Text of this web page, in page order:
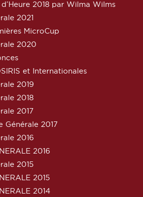
2018 par Wilma Wilms
2021
MicroCup
2020
et Internationales
2019
2018
2017
Générale 2017
2016
2016
2015
2015
2014